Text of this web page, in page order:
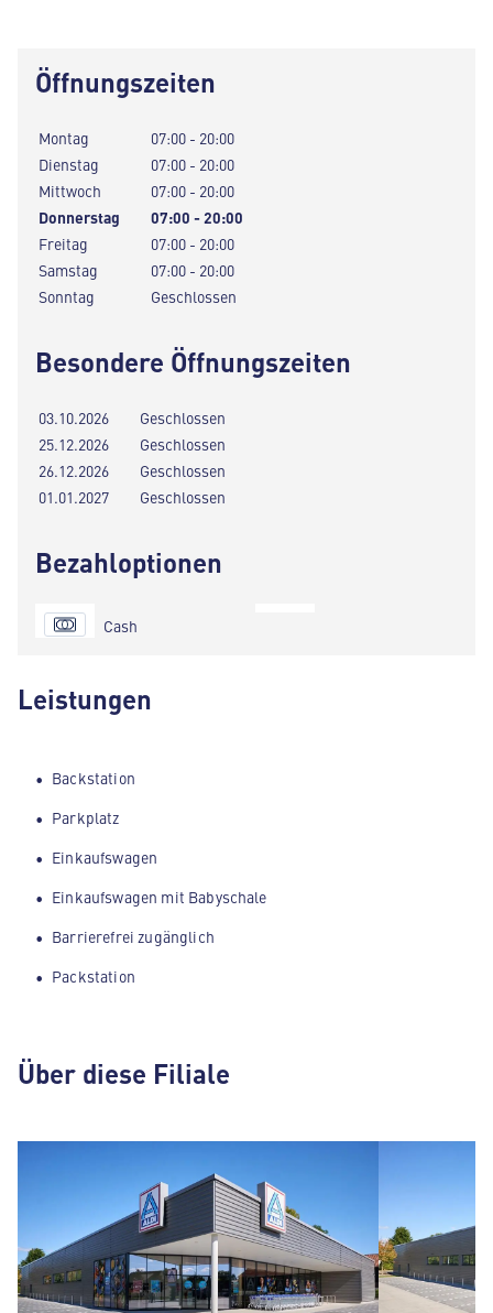
Öffnungszeiten
Montag
07:00 - 20:00
Dienstag
07:00 - 20:00
Mittwoch
07:00 - 20:00
Donnerstag
07:00 - 20:00
Freitag
07:00 - 20:00
Samstag
07:00 - 20:00
Sonntag
Geschlossen
Besondere Öffnungszeiten
03.10.2026
Geschlossen
25.12.2026
Geschlossen
26.12.2026
Geschlossen
01.01.2027
Geschlossen
Bezahloptionen
Cash
Leistungen
Backstation
Parkplatz
Einkaufswagen
Einkaufswagen mit Babyschale
Barrierefrei zugänglich
Packstation
Über diese Filiale